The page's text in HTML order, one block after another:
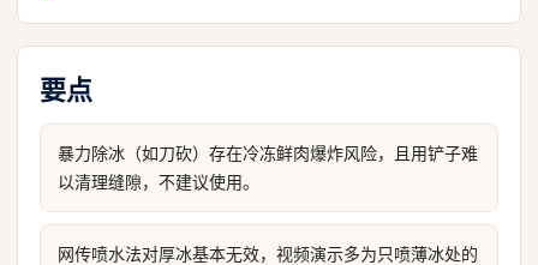
要点
暴力除冰（如刀砍）存在冷冻鲜肉爆炸风险，且用铲子难
以清理缝隙，不建议使用。
网传喷水法对厚冰基本无效，视频演示多为只喷薄冰处的